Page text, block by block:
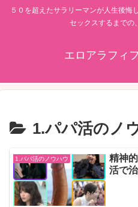
５０を超えたサラリーマンが人生後悔
セックスするまでの
エロアラフィ
1.パパ活のノ
1.パパ活のノウハウ
精神
活で